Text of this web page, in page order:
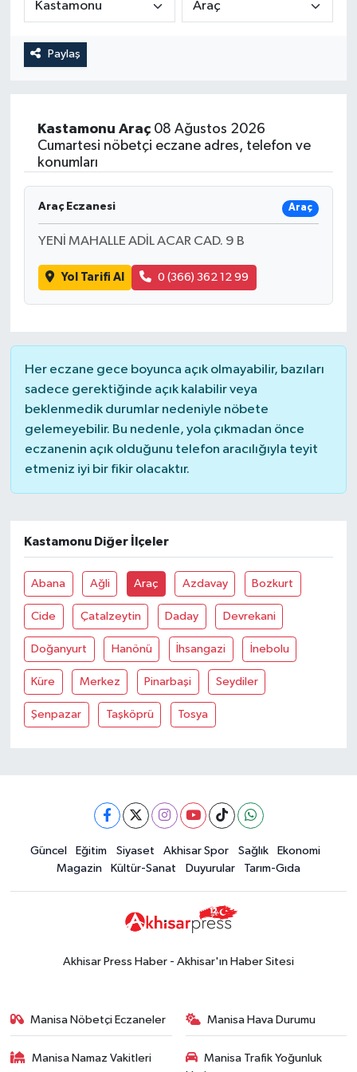
Paylaş
Kastamonu Araç08 Ağustos 2026
Cumartesi nöbetçi eczane adres, telefon ve
konumları
Araç Eczanesi Araç
YENİ MAHALLE ADİL ACAR CAD. 9 B
Yol Tarifi Al 0 (366) 362 12 99
Her eczane gece boyunca açık olmayabilir, bazıları
sadece gerektiğinde açık kalabilir veya
beklenmedik durumlar nedeniyle nöbete
gelemeyebilir. Bu nedenle, yola çıkmadan önce
eczanenin açık olduğunu telefon aracılığıyla teyit
etmeniz iyi bir fikir olacaktır.
Kastamonu Diğer İlçeler
Abana Ağli Araç Azdavay Bozkurt
Cide Çatalzeytin Daday Devrekani
Doğanyurt Hanönü İhsangazi İnebolu
Küre Merkez Pinarbaşi Seydiler
Şenpazar Taşköprü Tosya
Güncel Eğitim Siyaset Akhisar Spor Sağlık
Ekonomi
Magazin
Kültür-Sanat Duyurular Tarım-Gıda
Akhisar Press Haber - Akhisar'ın Haber Sitesi
Manisa Nöbetçi Eczaneler Manisa Hava Durumu
Manisa Namaz Vakitleri
Manisa Trafik Yoğunluk
Duyurular
Teknoloji
Akhisar Emlak
Ülke
Etiketler
Tarım-Gıda
Röportaj
Dünya
Yaşam
Kadın
Akhisar Emlak
Ülke
Etiketler